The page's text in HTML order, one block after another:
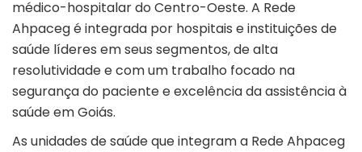
médico-hospitalar do Centro-Oeste. A Rede
Ahpaceg é integrada por hospitais e instituições de
saúde líderes em seus segmentos, de alta
resolutividade e com um trabalho focado na
segurança do paciente e excelência da assistência à
saúde em Goiás.
As unidades de saúde que integram a Rede Ahpaceg